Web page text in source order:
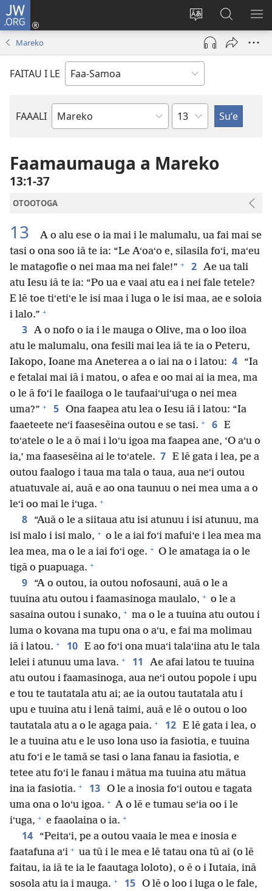
JW.ORG
Sui
gagana
o
le
tafaʻilagi
Log
(tatala
isi
Suʻe
le
Mareko
FAITAU I LE
FAAALI
Tusi
Tusi
Mataupu
Faamaumauga a Mareko
13:1-37
OTOOTOGA
13
A o alu ese o ia mai i le malumalu, ua fai mai se
tasi o ona soo iā te ia: “Le Aʻoaʻo e, silasila foʻi, maʻeu
le matagofie o nei maa ma nei fale!” + 2 Ae ua tali
atu Iesu iā te ia: “Po ua e vaai atu ea i nei fale tetele?
E lē toe tiʻetiʻe le isi maa i luga o le isi maa, ae e soloia
i lalo.” +
3 A o nofo o ia i le mauga o Olive, ma o loo iloa
atu le malumalu, ona fesili mai lea iā te ia o Peteru,
Iakopo, Ioane ma Aneterea a o iai na o i latou: 4
“Ia
e fetalai mai iā i matou, o afea e oo mai ai ia mea, ma
o le ā foʻi le faailoga o le taufaaiʻuiʻuga o nei mea
uma?” + 5 Ona faapea atu lea o Iesu iā i latou: “Ia
faaeteete neʻi faasesēina outou e se tasi. + 6 E
toʻatele o le a ō mai i loʻu igoa ma faapea ane, ‘O aʻu o
ia,’ ma faasesēina ai le toʻatele. 7 E lē gata i lea, pe a
outou faalogo i taua ma tala o taua, aua neʻi outou
atuatuvale ai, auā e ao ona taunuu o nei mea uma a o
leʻi oo mai le iʻuga. +
8
“Auā o le a siitaua atu isi atunuu i isi atunuu, ma
isi malo i isi malo, + o le a iai foʻi mafui‘e i lea mea ma
lea mea, ma o le a iai foʻi oge. + O le amataga ia o le
tigā o puapuaga. +
9
“A o outou, ia outou nofosauni, auā o le a
tuuina atu outou i faamasinoga maulalo, + o le a
sasaina outou i sunako, + ma o le a tuuina atu outou i
luma o kovana ma tupu ona o aʻu, e fai ma molimau
iā i latou. + 10 E ao foʻi ona muaʻi talaʻiina atu le tala
lelei i atunuu uma lava. + 11
Ae afai latou te tuuina
atu outou i faamasinoga, aua neʻi outou popole i upu
e tou te tautatala atu ai; ae ia outou tautatala atu i
upu e tuuina atu i lenā taimi, auā e lē o outou o loo
tautatala atu a o le agaga paia. + 12 E lē gata i lea, o
le a tuuina atu e le uso lona uso ia fasiotia, e tuuina
atu foʻi e le tamā se tasi o lana fanau ia fasiotia, e
tetee atu foʻi le fanau i mātua ma tuuina atu mātua
ina ia fasiotia. + 13 O le a inosia foʻi outou e tagata
uma ona o loʻu igoa. + A o lē e tumau seʻia oo i le
iʻuga, + e faaolaina o ia. +
14
“Peitaʻi, pe a outou vaaia le mea e inosia e
faatafuna aʻi + ua tū i le mea e lē tatau ona tū ai (o lē
faitau, ia iā te ia le faautaga loloto), o ē o i Iutaia, inā
sosola atu ia i mauga. + 15 O lē o loo i luga o le fale,